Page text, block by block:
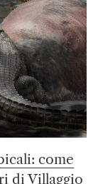
come
di Villaggio